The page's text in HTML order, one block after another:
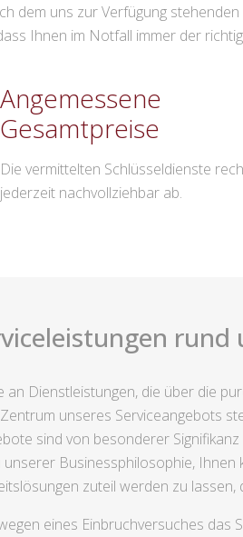
dem uns zur Verfügung
Ihnen im Notfall immer der
Angemessene
Gesamtpreise
Die vermittelten Schlüsseldienste
jederzeit nachvollziehbar ab.
rund
Dienstleistungen, die über die
unseres Serviceangebots
sind von besonderer
Businessphilosophie,
zuteil werden zu
eines Einbruchversuches